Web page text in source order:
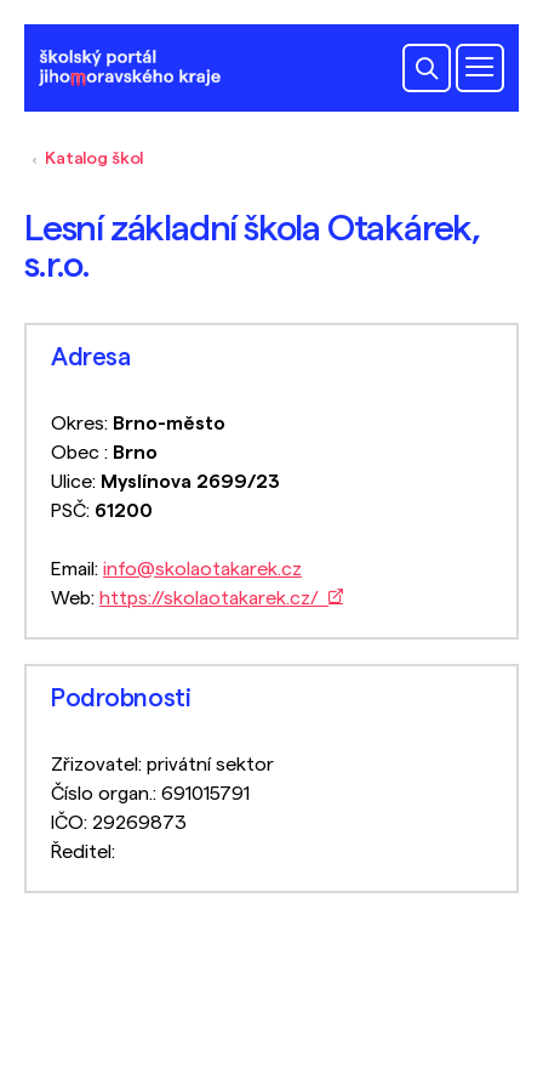
Katalog škol
Lesní základní škola Otakárek,
s.r.o.
Adresa
Okres: Brno-město
Obec : Brno
Ulice: Myslínova 2699/23
PSČ: 61200
Email: info@skolaotakarek.cz
Web: https://skolaotakarek.cz/
Podrobnosti
Zřizovatel: privátní sektor
Číslo organ.: 691015791
IČO: 29269873
Ředitel: